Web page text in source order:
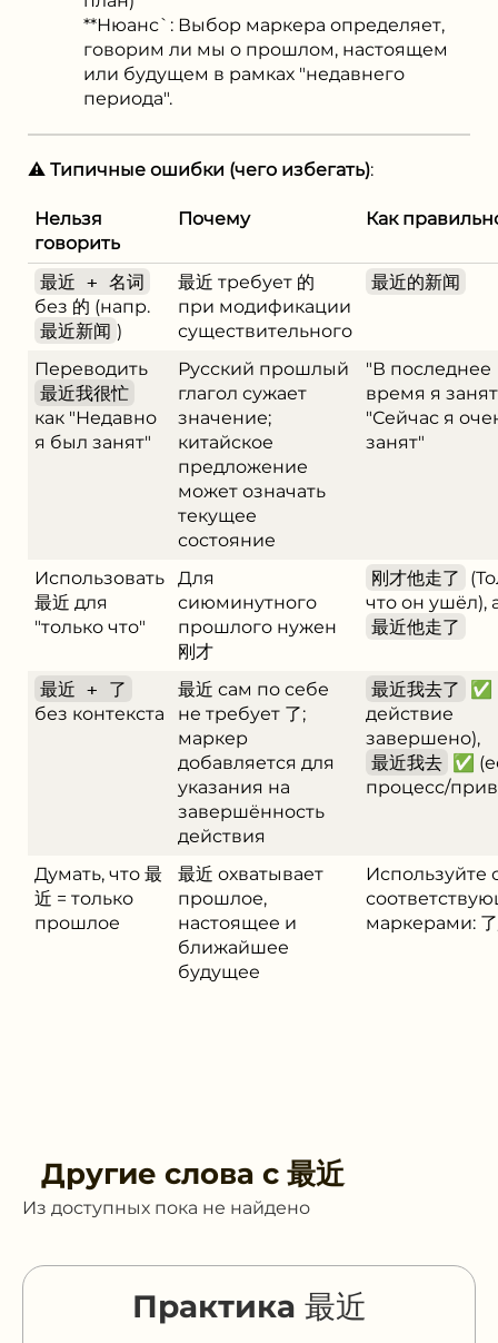
**Нюанс`: Выбор маркера определяет,
говорим ли мы о прошлом, настоящем
или будущем в рамках "недавнего
периода".
⚠️ Типичные ошибки (чего избегать):
Нельзя
говорить
Почему Как
最近 + 名词
без 的 (напр.
最近新闻 )
最近 требует 的
при модификации
существительного
最近的新闻
Переводить
最近我很忙
как "Недавно
я был занят"
Русский прошлый
глагол сужает
значение;
китайское
предложение
может означать
текущее
состояние
"В последнее
время я
"Сейчас я
занят"
Использовать
最近 для
"только что"
Для
сиюминутного
прошлого нужен
刚才
刚才他走了
что он ушёл),
最近他走了
最近 + 了
без контекста
最近 сам по себе
не требует 了;
маркер
добавляется для
указания на
завершённость
действия
最近我去了
✅
действие
завершено),
最近我去 ✅
процесс/
Думать, что 最
近 = только
прошлое
最近 охватывает
прошлое,
настоящее и
ближайшее
будущее
Используйте
маркерами:
Другие слова с 最近
Из доступных пока не найдено
Практика 最近